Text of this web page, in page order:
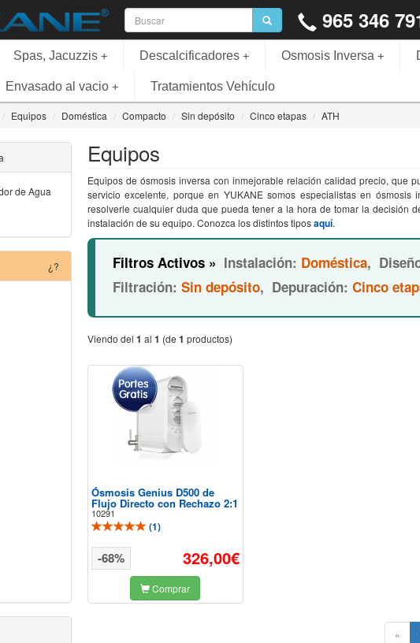
965 346
+
Spas, Jacuzzis +
Descalcificadores +
Osmosis Inversa
+
Envasado al vacio Tratamientos Vehículo
Equipos Doméstica Compacto Sin depósito Cinco etapas ATH
Equipos
Equipos de ósmosis inversa con inmejorable relación calidad precio, que
servicio excelente, porque en YUKANE somos especialistas en
resolverle cualquier duda que pueda tener a la hora de tomar la decisión
instalación de su equipo. Conozca los distintos tiposaquí.
Filtros Activos » Instalación: Doméstica,
Filtración: Sin depósito, Depuración: Cinco
Viendo del 1 al 1 (de 1 productos)
Ósmosis Genius D500 de
Flujo Directo con Rechazo 2:1
10291
(1)
326,00€
-68%
Comprar
«
de Agua
¿?